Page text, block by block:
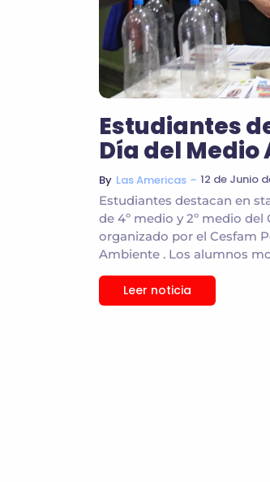
Estudiantes
Día del
By Las Americas ~ 12 de Junio
Estudiantes destacan en
de 4º medio y 2º medio
organizado por el Cesfam
Ambiente . Los alumnos
Leer noticia